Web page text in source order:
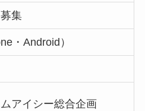
集
・Android）
アイシー総合企画